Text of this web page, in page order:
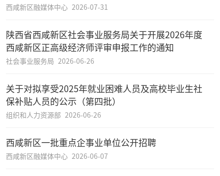
西咸新区融媒体中心 2026-07-31
陕西省西咸新区社会事业服务局关于开展2026年度
西咸新区正高级经济师评审申报工作的通知
社会事业服务局 2026-06-26
关于对拟享受2025年就业困难人员及高校毕业生社
保补贴人员的公示（第四批）
组织和人力资源部 2026-06-26
西咸新区一批重点企事业单位公开招聘
西咸新区融媒体中心 2026-06-07